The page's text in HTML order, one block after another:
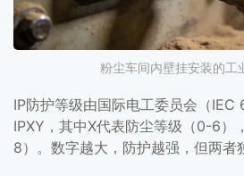
粉尘车间内壁挂安装的工
IP防护等级由国际电工委员会（
IPXY，其中X代表防尘等级（0-6）
8）。数字越大，防护越强，但两者